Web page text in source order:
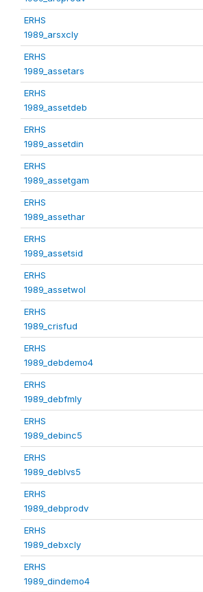
ERHS
1989_arsxcly
ERHS
1989_assetars
ERHS
1989_assetdeb
ERHS
1989_assetdin
ERHS
1989_assetgam
ERHS
1989_assethar
ERHS
1989_assetsid
ERHS
1989_assetwol
ERHS
1989_crisfud
ERHS
1989_debdemo4
ERHS
1989_debfmly
ERHS
1989_debinc5
ERHS
1989_deblvs5
ERHS
1989_debprodv
ERHS
1989_debxcly
ERHS
1989_dindemo4